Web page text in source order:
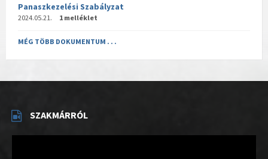
Panaszkezelési Szabályzat
2024.05.21. 1 melléklet
MÉG TÖBB DOKUMENTUM . . .
SZAKMÁRRÓL